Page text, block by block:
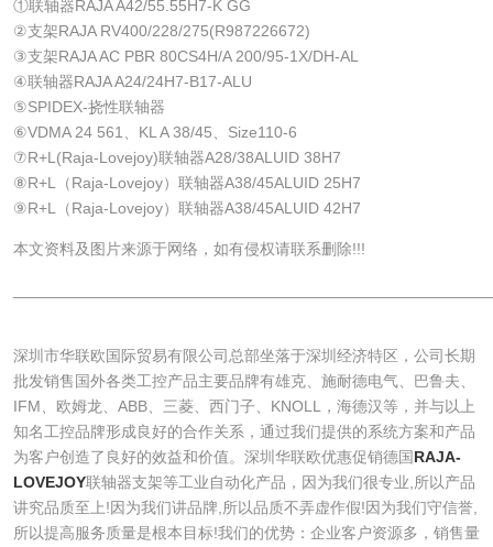
①联轴器RAJA A42/55.55H7-K GG
②支架RAJA RV400/228/275(R987226672)
③支架RAJA AC PBR 80CS4H/A 200/95-1X/DH-AL
④联轴器RAJA A24/24H7-B17-ALU
⑤SPIDEX-挠性联轴器
⑥VDMA 24 561、KL A 38/45、Size110-6
⑦R+L(Raja-Lovejoy)联轴器A28/38ALUID 38H7
⑧R+L（Raja-Lovejoy）联轴器A38/45ALUID 25H7
⑨R+L（Raja-Lovejoy）联轴器A38/45ALUID 42H7
本文资料及图片来源于网络，如有侵权请联系删除!!!
深圳市华联欧国际贸易有限公司总部坐落于深圳经济特区，公司长期
批发销售国外各类工控产品主要品牌有雄克、施耐德电气、巴鲁夫、
IFM、欧姆龙、ABB、三菱、西门子、KNOLL，海德汉等，并与以上
知名工控品牌形成良好的合作关系，通过我们提供的系统方案和产品
为客户创造了良好的效益和价值。深圳华联欧优惠促销德国RAJA-
LOVEJOY联轴器支架等工业自动化产品，因为我们很专业,所以产品
讲究品质至上!因为我们讲品牌,所以品质不弄虚作假!因为我们守信誉,
所以提高服务质量是根本目标!我们的优势：企业客户资源多，销售量